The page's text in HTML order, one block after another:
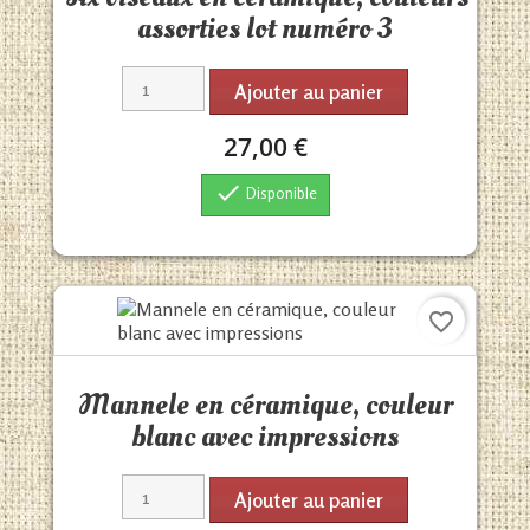
assorties lot numéro 3
Ajouter au panier
27,00 €
 Disponible
Mannele en céramique, couleur
blanc avec impressions
Ajouter au panier
favorite_border